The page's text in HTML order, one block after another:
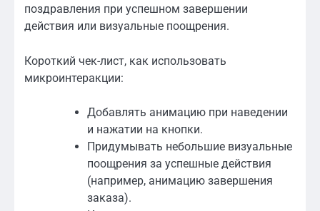
поздравления при успешном завершении
действия или визуальные поощрения.
Короткий чек-лист, как использовать
микроинтеракции:
Добавлять анимацию при наведении
и нажатии на кнопки.
Придумывать небольшие визуальные
поощрения за успешные действия
(например, анимацию завершения
заказа).